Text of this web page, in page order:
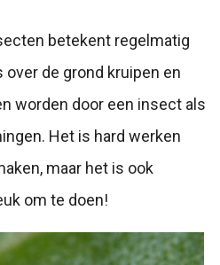
betekent regelmatig
de grond kruipen en
worden door een insect als
Het is hard werken
maar het is ook
om te doen!